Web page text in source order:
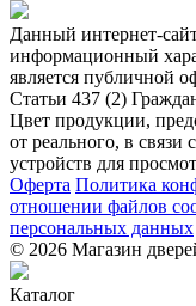
Данный интернет-
информационный
является публичной
Статьи 437 (2)
Цвет продукции,
от реального, в
устройств для
Оферта Политика
отношении файлов
персональных данных
© 2026 Магазин
Каталог